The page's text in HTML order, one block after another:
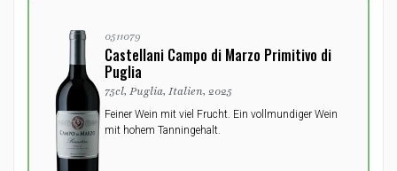
0511079
Castellani Campo di Marzo Primitivo di
Puglia
75cl, Puglia, Italien, 2025
Feiner Wein mit viel Frucht. Ein vollmundiger Wein
mit hohem Tanningehalt.